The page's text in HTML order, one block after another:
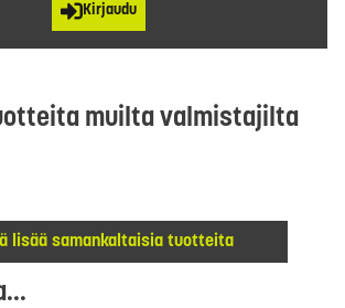
Kirjaudu
muilta valmistajilta
lisää samankaltaisia tuotteita